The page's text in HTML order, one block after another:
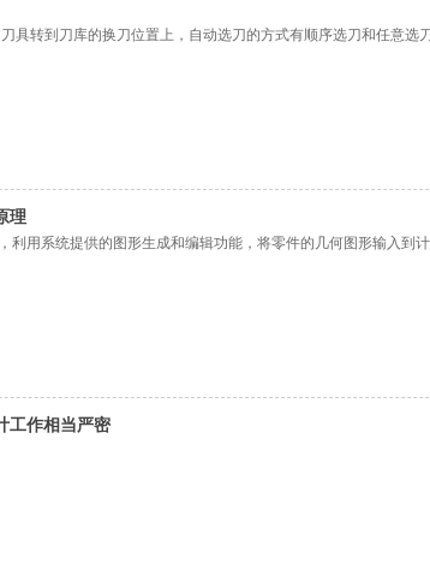
具转到刀库的换刀位置上，自动选刀的方式有顺序选刀和任意选
理
利用系统提供的图形生成和编辑功能，将零件的几何图形输入到
工作相当严密